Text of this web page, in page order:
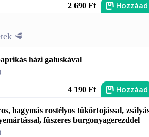
2 690 Ft Hozzáad
🥩
házi galuskával
4 190 Ft Hozzáad
hagymás rostélyos tükörtojással,
fűszeres burgonyagerezddel